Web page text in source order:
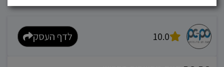
10.0 לדף העסק